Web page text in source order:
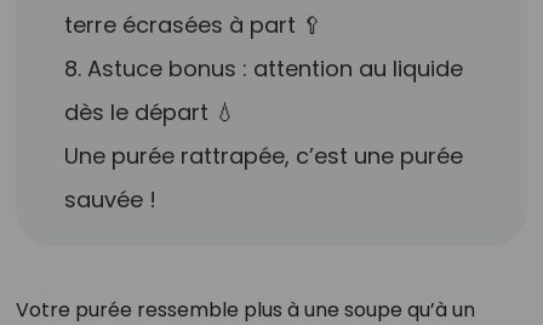
terre écrasées à part 🥄
8. Astuce bonus : attention au liquide
dès le départ 💧
Une purée rattrapée, c’est une purée
sauvée !
Votre purée ressemble plus à une soupe qu’à un